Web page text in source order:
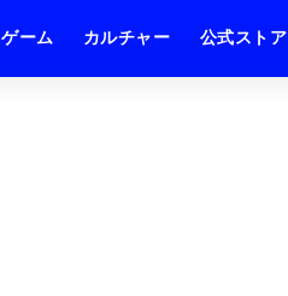
ゲーム カルチャー 公式ストア